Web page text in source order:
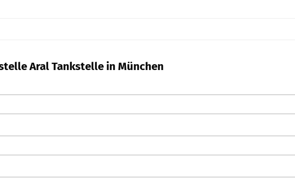
Aral Tankstelle in München